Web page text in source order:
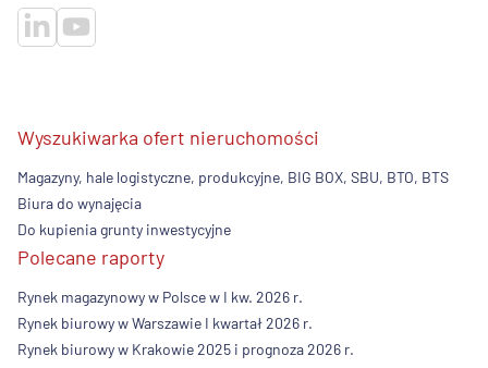
Wyszukiwarka ofert nieruchomości
Magazyny, hale logistyczne, produkcyjne, BIG BOX, SBU, BTO, BTS
Biura do wynajęcia
Do kupienia grunty inwestycyjne
Polecane raporty
Rynek magazynowy w Polsce w I kw. 2026 r.
Rynek biurowy w Warszawie I kwartał 2026 r.
Rynek biurowy w Krakowie 2025 i prognoza 2026 r.